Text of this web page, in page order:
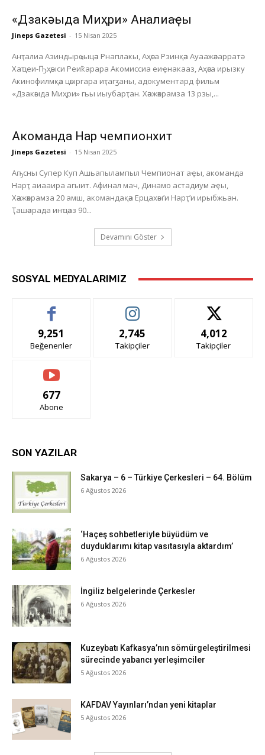
«Дзакәыда Миҳри» Анҭалиаҿы
Jineps Gazetesi - 15 Nisan 2025
Анҭалиа Азиндырҩыцәа Рнаплакы, Аҳәса Рзинқәа Ауаажәларратә
Хаҵеи-Ҧҳәыси Реиҟарара Акомиссиа еиҿнакааз, Аҳәса ирызку
Акинофилмқәа цәыргара иҭагӡаны, адокументард фильм
«Дзакәыда Миҳри» гьы иыубарҭан. Хәажәкрамза 13 рзы,...
Акоманда Нарҭ чемпионхит
Jineps Gazetesi - 15 Nisan 2025
Аҧсны Супер Куп Ашьапылампыл Чемпионат аҿы, акоманда
Нарҭ аиааира агыит. Афинал мач, Динамо астадиум аҿы,
Хәажәкрамза 20 амш, акомандақәа Ерцахәы’и Нарҭ’и ирыбжьан.
Ҭашәарада инҵәаз 90...
Devamını Göster
SOSYAL MEDYALARIMIZ
9,251
Beğenenler
2,745
Takipçiler
4,012
Takipçiler
677
Abone
SON YAZILAR
Sakarya – 6 – Türkiye Çerkesleri – 64. Bölüm
6 Ağustos 2026
‘Haçeş sohbetleriyle büyüdüm ve
duyduklarımı kitap vasıtasıyla aktardım’
6 Ağustos 2026
İngiliz belgelerinde Çerkesler
6 Ağustos 2026
Kuzeybatı Kafkasya’nın sömürgeleştirilmesi
sürecinde yabancı yerleşimciler
5 Ağustos 2026
KAFDAV Yayınları’ndan yeni kitaplar
5 Ağustos 2026